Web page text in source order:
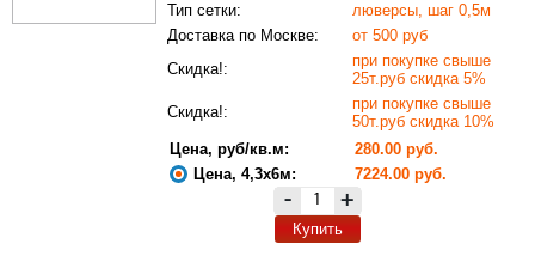
Тип сетки:
люверсы, шаг 0,5м
Доставка по Москве:
от 500 руб
Скидка!:
при покупке свыше
25т.руб скидка 5%
Скидка!:
при покупке свыше
50т.руб скидка 10%
Цена, руб/кв.м:
280.00 руб.
Цена, 4,3х6м:
7224.00 руб.
- +
Купить